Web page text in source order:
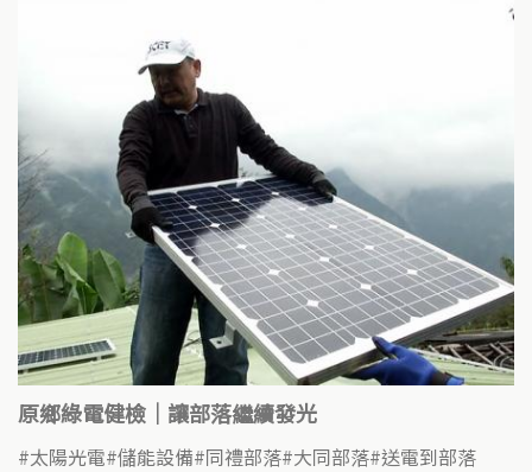
原鄉綠電健檢｜讓部落繼續發光
太陽光電 儲能設備 同禮部落 大同部落 送電到部落